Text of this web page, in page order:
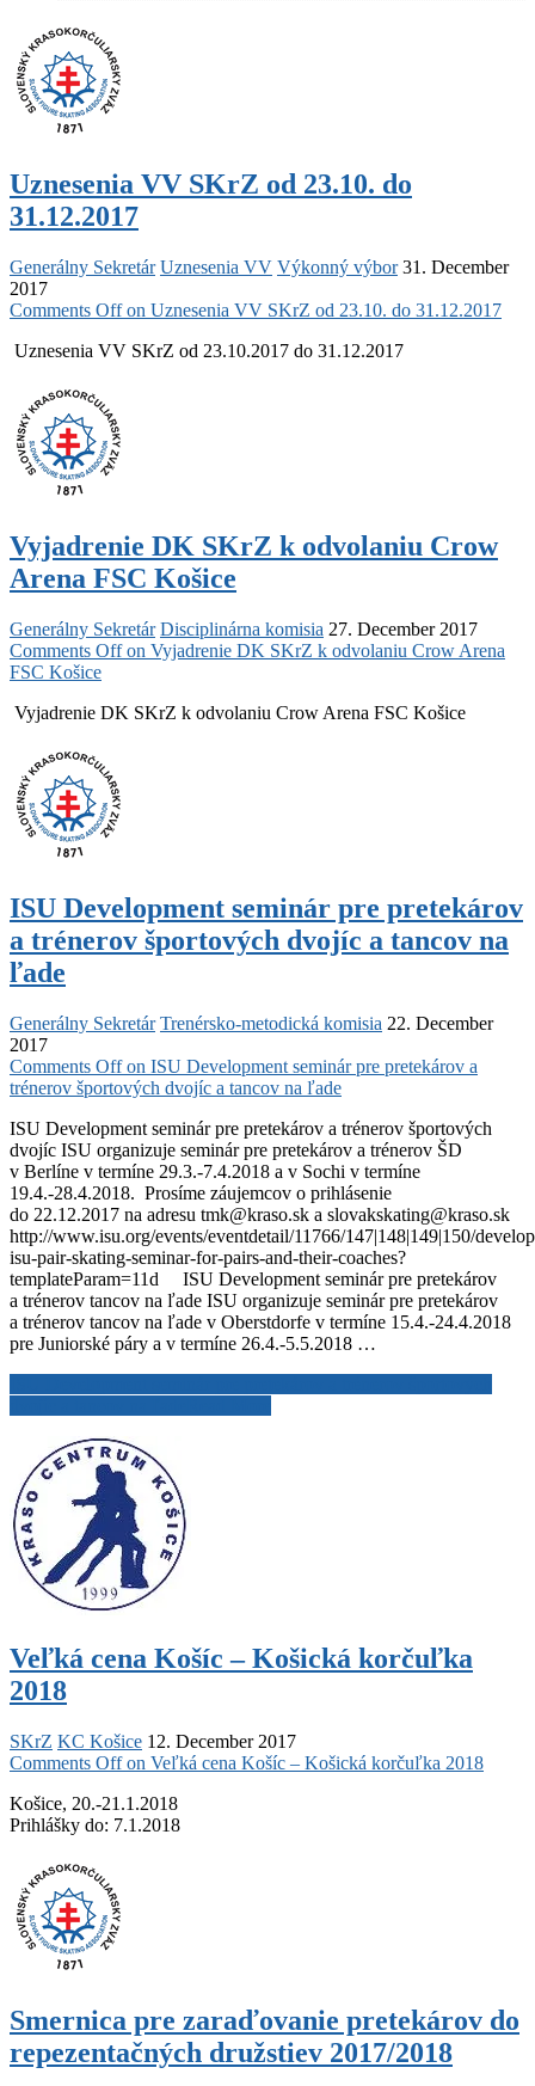
Uznesenia VV SKrZ od 23.10. do
31.12.2017
Generálny Sekretár Uznesenia VV Výkonný výbor 31. December
2017
Comments Offon Uznesenia VV SKrZ od 23.10. do 31.12.2017
Uznesenia VV SKrZ od 23.10.2017 do 31.12.2017
Vyjadrenie DK SKrZ k odvolaniu Crow
Arena FSC Košice
Generálny Sekretár Disciplinárna komisia 27. December 2017
Comments Offon Vyjadrenie DK SKrZ k odvolaniu Crow Arena
FSC Košice
Vyjadrenie DK SKrZ k odvolaniu Crow Arena FSC Košice
ISU Development seminár pre pretekárov
a trénerov športových dvojíc a tancov na
ľade
Generálny Sekretár Trenérsko-metodická komisia 22. December
2017
Comments Offon ISU Development seminár pre pretekárov a
trénerov športových dvojíc a tancov na ľade
ISU Development seminár pre pretekárov a trénerov športových
dvojíc ISU organizuje seminár pre pretekárov a trénerov ŠD
v Berlíne v termíne 29.3.-7.4.2018 a v Sochi v termíne
19.4.-28.4.2018. Prosíme záujemcov o prihlásenie
do 22.12.2017 na adresu tmk@kraso.sk a slovakskating@kraso.sk
http://www.isu.org/events/eventdetail/11766/147|148|149|150/
isu-pair-skating-seminar-for-pairs-and-their-coaches?
templateParam=11d ISU Development seminár pre pretekárov
a trénerov tancov na ľade ISU organizuje seminár pre pretekárov
a trénerov tancov na ľade v Oberstdorfe v termíne 15.4.-24.4.2018
pre Juniorské páry a v termíne 26.4.-5.5.2018 …
Veľká cena Košíc – Košická korčuľka
2018
SKrZ KC Košice 12. December 2017
Comments Offon Veľká cena Košíc – Košická korčuľka 2018
Košice, 20.-21.1.2018
Prihlášky do: 7.1.2018
Smernica pre zaraďovanie pretekárov do
repezentačných družstiev 2017/2018